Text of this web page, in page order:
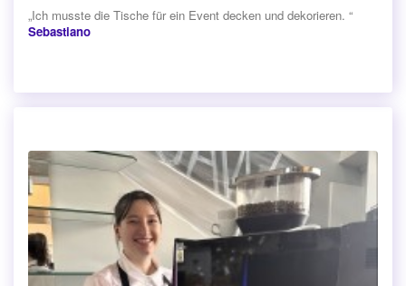
„Ich musste die Tische für ein Event decken und dekorieren. “
Sebastiano